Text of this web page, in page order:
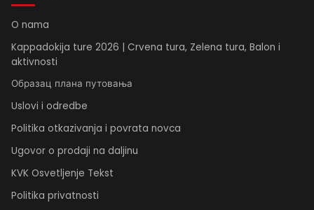
O nama
Kappadokija ture 2026 | Crvena tura, Zelena tura, Balon i
aktivnosti
Образац плана путовања
Uslovi i odredbe
Politika otkazivanja i povrata novca
Ugovor o prodaji na daljinu
KVK Osvetljenje Tekst
Politika privatnosti